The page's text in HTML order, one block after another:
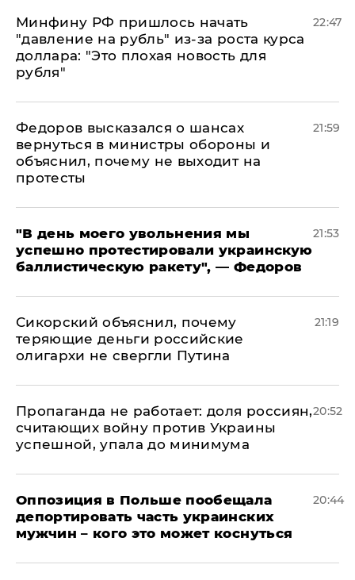
Минфину РФ пришлось начать
"давление на рубль" из-за роста курса
доллара: "Это плохая новость для
рубля"
22:47
Федоров высказался о шансах
вернуться в министры обороны и
объяснил, почему не выходит на
протесты
21:59
​"В день моего увольнения мы
успешно протестировали украинскую
баллистическую ракету", — Федоров
21:53
Сикорский объяснил, почему
теряющие деньги российские
олигархи не свергли Путина
21:19
​Пропаганда не работает: доля россиян,
считающих войну против Украины
успешной, упала до минимума
20:52
Оппозиция в Польше пообещала
депортировать часть украинских
мужчин – кого это может коснуться
20:44